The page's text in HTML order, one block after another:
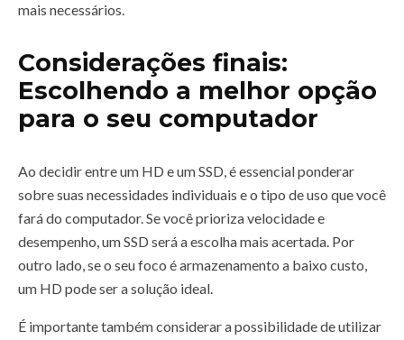
mais necessários.
Considerações finais:
Escolhendo a melhor opção
para o seu computador
Ao decidir entre um HD e um SSD, é essencial ponderar
sobre suas necessidades individuais e o tipo de uso que você
fará do computador. Se você prioriza velocidade e
desempenho, um SSD será a escolha mais acertada. Por
outro lado, se o seu foco é armazenamento a baixo custo,
um HD pode ser a solução ideal.
É importante também considerar a possibilidade de utilizar